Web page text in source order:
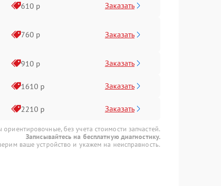
610 р Заказать
760 р Заказать
910 р Заказать
1610 р Заказать
2210 р Заказать
без учета стоимости запчастей.
Записывайтесь на бесплатную диагностику.
ваше устройство и укажем на неисправность.